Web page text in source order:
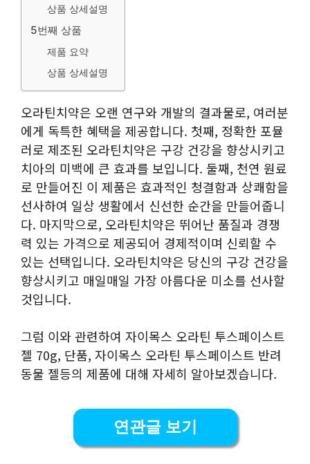
상품 상세설명
5번째 상품
제품 요약
상품 상세설명
오라틴치약은 오랜 연구와 개발의 결과물로, 여러분
에게 독특한 혜택을 제공합니다. 첫째, 정확한 포뮬
러로 제조된 오라틴치약은 구강 건강을 향상시키고
치아의 미백에 큰 효과를 보입니다. 둘째, 천연 원료
로 만들어진 이 제품은 효과적인 청결함과 상쾌함을
선사하여 일상 생활에서 신선한 순간을 만들어줍니
다. 마지막으로, 오라틴치약은 뛰어난 품질과 경쟁
력 있는 가격으로 제공되어 경제적이며 신뢰할 수
있는 선택입니다. 오라틴치약은 당신의 구강 건강을
향상시키고 매일매일 가장 아름다운 미소를 선사할
것입니다.
그럼 이와 관련하여 자이목스 오라틴 투스페이스트
젤 70g, 단품, 자이목스 오라틴 투스페이스트 반려
동물 젤등의 제품에 대해 자세히 알아보겠습니다.
연관글 보기